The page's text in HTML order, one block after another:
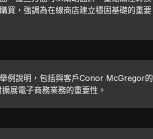
買，強調為在線商店建立穩固基礎的重要
例說明，包括與客戶Conor McGregor的
展電子商務業務的重要性。